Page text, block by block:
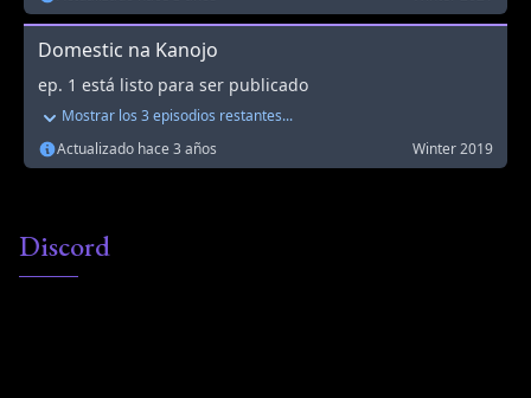
Discord